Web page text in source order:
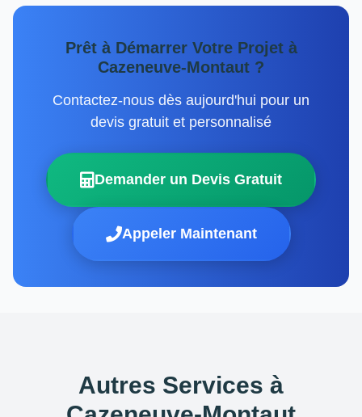
Prêt à Démarrer Votre Projet à
Cazeneuve-Montaut ?
Contactez-nous dès aujourd'hui pour un
devis gratuit et personnalisé
Demander un Devis Gratuit
Appeler Maintenant
Autres Services à